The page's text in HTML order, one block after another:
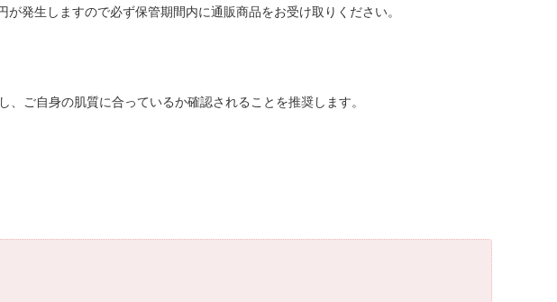
発生しますので必ず保管期間内に通販商品をお受け取りください。
ご自身の肌質に合っているか確認されることを推奨します。